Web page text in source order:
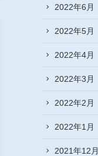
2022年6月
2022年5月
2022年4月
2022年3月
2022年2月
2022年1月
2021年12月